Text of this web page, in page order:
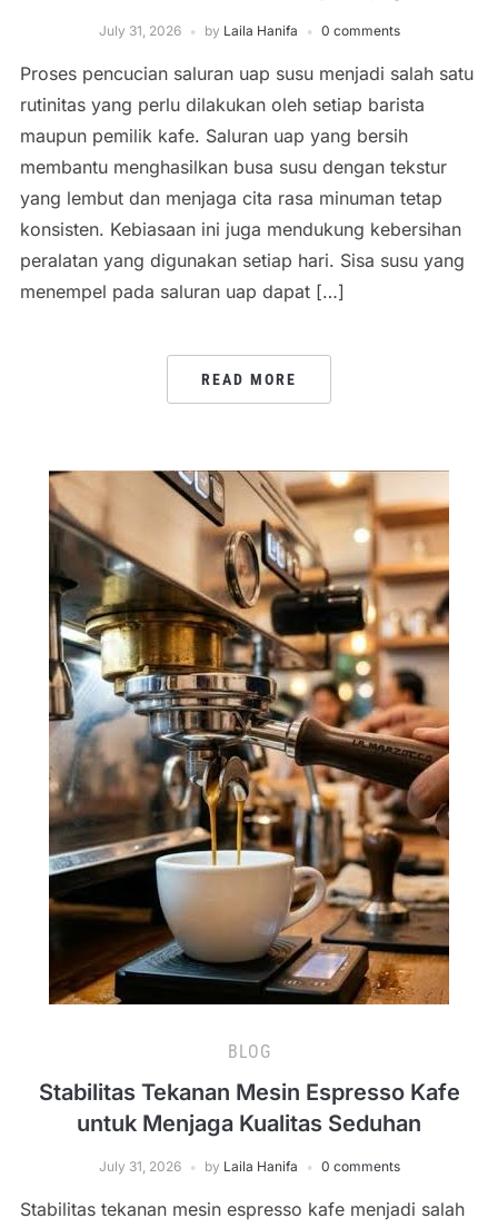
July 31, 2026 by Laila Hanifa 0 comments
Proses pencucian saluran uap susu menjadi salah satu
rutinitas yang perlu dilakukan oleh setiap barista
maupun pemilik kafe. Saluran uap yang bersih
membantu menghasilkan busa susu dengan tekstur
yang lembut dan menjaga cita rasa minuman tetap
konsisten. Kebiasaan ini juga mendukung kebersihan
peralatan yang digunakan setiap hari. Sisa susu yang
menempel pada saluran uap dapat […]
READ MORE
BLOG
Stabilitas Tekanan Mesin Espresso Kafe
untuk Menjaga Kualitas Seduhan
July 31, 2026 by Laila Hanifa 0 comments
Stabilitas tekanan mesin espresso kafe menjadi salah